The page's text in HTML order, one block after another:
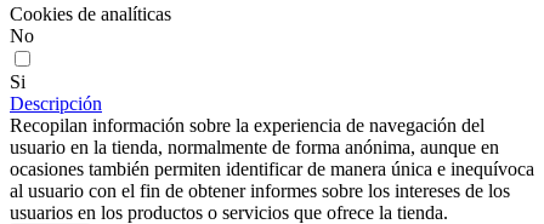
Cookies de analíticas
No
Si
Descripción
Recopilan información sobre la experiencia de navegación del
usuario en la tienda, normalmente de forma anónima, aunque en
ocasiones también permiten identificar de manera única e inequívoca
al usuario con el fin de obtener informes sobre los intereses de los
usuarios en los productos o servicios que ofrece la tienda.